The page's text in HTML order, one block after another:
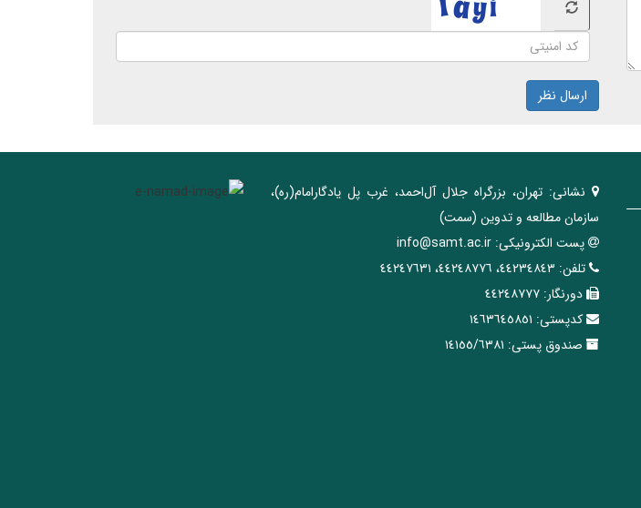
ارسال نظر
نشانی: تهران، ‌بزرگراه ‌جلال آل‌احمد، غرب پل يادگار‌امام(ره)‌،
سازمان مطالعه و تدوین‌ (سمت)
پست الکترونیکی: info@samt.ac.ir
تلفن: ٤٤٢٣٤٨٤٣، ٤٤٢٤٨٧٧٦، ٤٤٢٤٧٦٣١
دورنگار: ٤٤٢٤٨٧٧٧
کدپستی: ١٤٦٣٦٤٥٨٥١
صندوق پستی: ١٤١٥٥/٦٣٨١